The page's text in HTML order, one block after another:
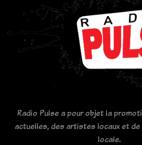
Radio Pulse a pour objet la
actuelles, des artistes locaux et
locale.